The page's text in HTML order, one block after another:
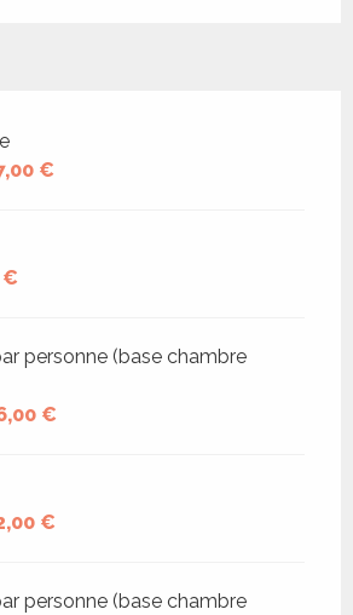
€
€
personne (base chambre
€
€
personne (base chambre